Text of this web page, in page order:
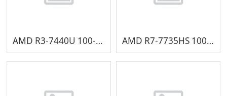
AMD R3-7440U 100-000001068 AMD R7-7735HS 100-000000989